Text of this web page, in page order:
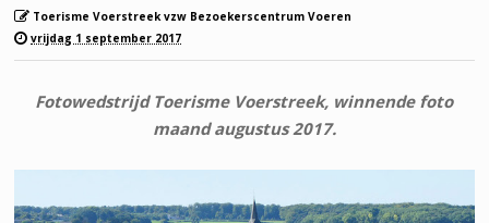
Toerisme Voerstreek vzw Bezoekerscentrum Voeren
vrijdag 1 september 2017
Fotowedstrijd Toerisme Voerstreek, winnende foto
maand augustus 2017.